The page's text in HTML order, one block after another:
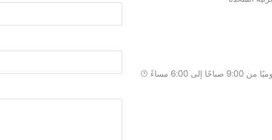
من 9:00 صباحًا إلى 6:00 مساءً